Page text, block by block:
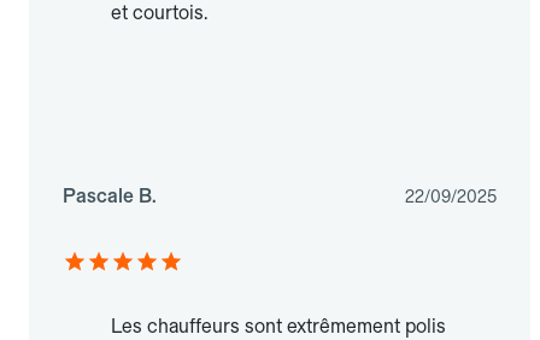
et courtois.
Pascale B. 22/09/2025
Les chauffeurs sont extrêmement polis